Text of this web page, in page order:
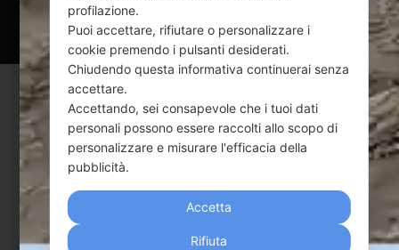
Questo sito è protetto da Google reCAPTCHA
Privacy Policy eTerms of Servicedi Google.
profilazione.
Puoi accettare, rifiutare o personalizzare i
cookie premendo i pulsanti desiderati.
Chiudendo questa informativa continuerai senza
accettare.
Accettando, sei consapevole che i tuoi dati
personali possono essere raccolti allo scopo di
personalizzare e misurare l'efficacia della
pubblicità.
Accetta
Rifiuta